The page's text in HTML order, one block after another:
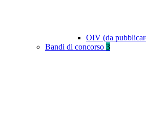
OIV (da
Bandi di concorso 3